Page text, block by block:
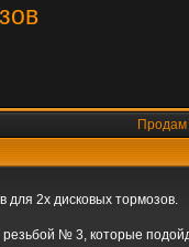
Продам
для 2х дисковых тормозов.
№ 3, которые